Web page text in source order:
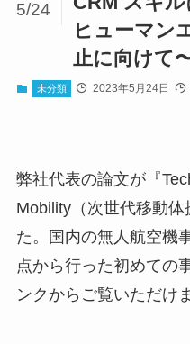
ヒューマン
止に向けて〜
5/24
未分類 2023年5月24日
弊社代表の論文が『
Mobility（次世代移動
た。国内の無人航空機
点から行った初めての
ンクからご覧いただけ